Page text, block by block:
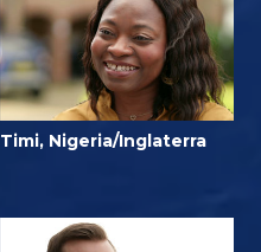
Timi, Nigeria/Inglaterra